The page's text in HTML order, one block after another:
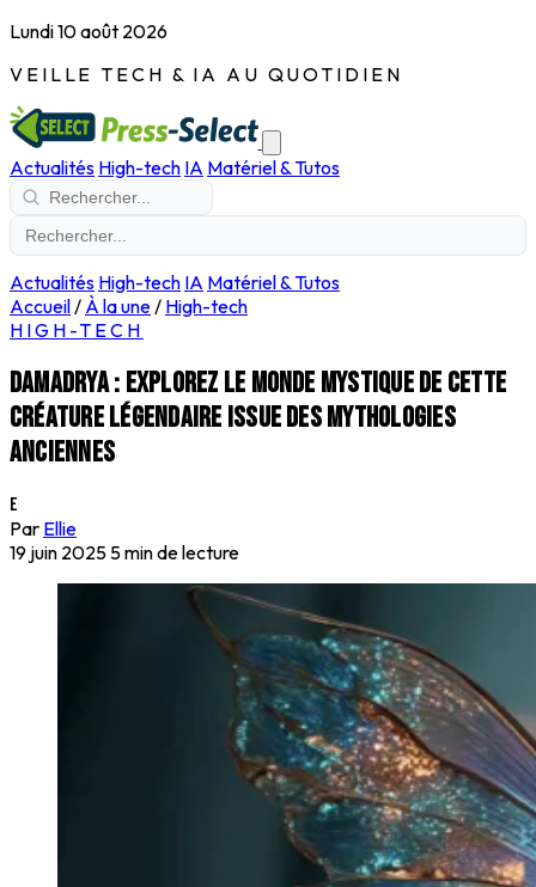
Lundi 10 août 2026
VEILLE TECH & IA AU QUOTIDIEN
Actualités High-tech IA Matériel & Tutos
Actualités High-tech IA Matériel & Tutos
Accueil/ À la une/ High-tech
HIGH-TECH
Damadrya : explorez le monde mystique de cette
créature légendaire issue des mythologies
anciennes
E
Par Ellie
19 juin 2025 5 min de lecture